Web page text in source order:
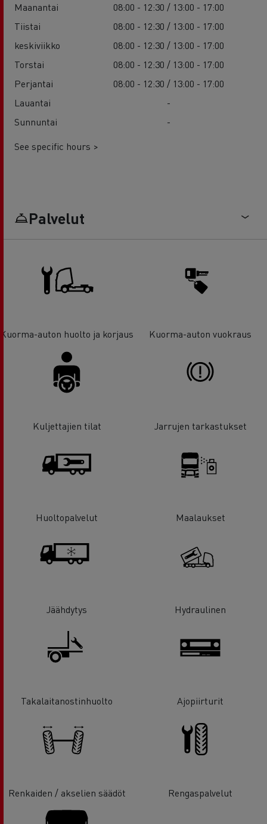
Maanantai
08:00 - 12:30 / 13:00 - 17:00
Tiistai
08:00 - 12:30 / 13:00 - 17:00
keskiviikko
08:00 - 12:30 / 13:00 - 17:00
Torstai
08:00 - 12:30 / 13:00 - 17:00
Perjantai
08:00 - 12:30 / 13:00 - 17:00
Lauantai
-
Sunnuntai
-
See specific hours >
Palvelut
Kuorma-auton huolto ja korjaus Kuorma-auton vuokraus
Kuljettajien tilat Jarrujen tarkastukset
Huoltopalvelut Maalaukset
Jäähdytys Hydraulinen
Takalaitanostinhuolto Ajopiirturit
Renkaiden / akselien säädöt Rengaspalvelut